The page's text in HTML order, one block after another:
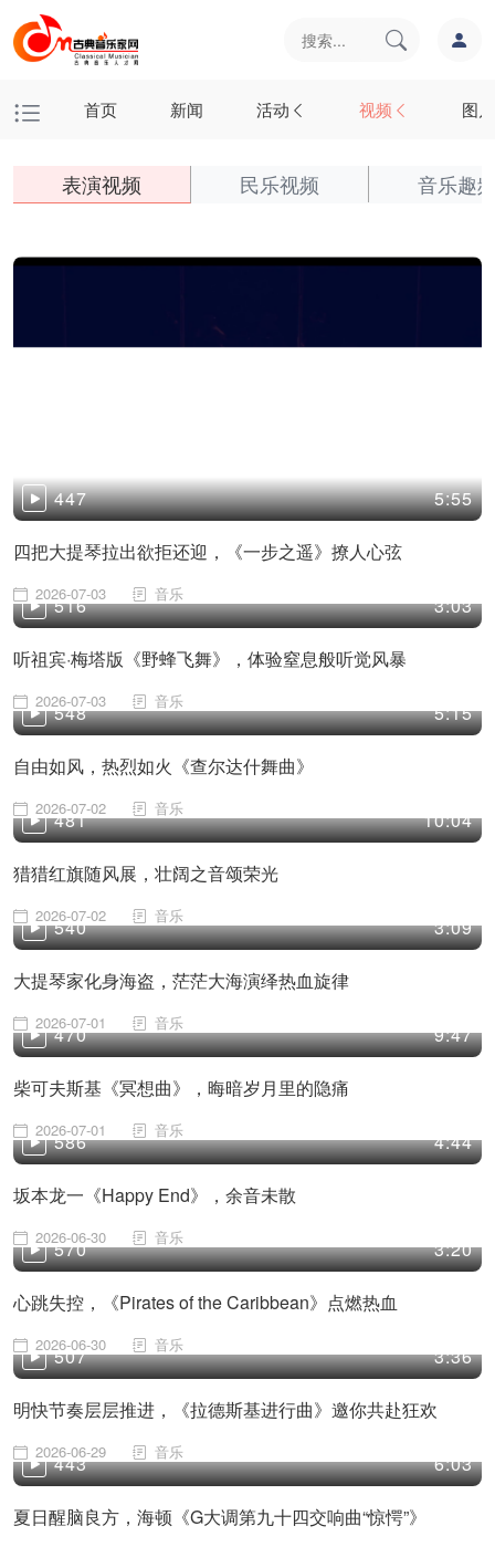
首页 新闻 活动 视频 图片
表演视频 民乐视频 音乐趣
447 5:55
四把大提琴拉出欲拒还迎，《一步之遥》撩人心弦
2026-07-03 音乐
516 3:03
听祖宾·梅塔版《野蜂飞舞》，体验窒息般听觉风暴
2026-07-03 音乐
548 5:15
自由如风，热烈如火《查尔达什舞曲》
2026-07-02 音乐
481 10:04
猎猎红旗随风展，壮阔之音颂荣光
2026-07-02 音乐
540 3:09
大提琴家化身海盗，茫茫大海演绎热血旋律
2026-07-01 音乐
470 9:47
柴可夫斯基《冥想曲》，晦暗岁月里的隐痛
2026-07-01 音乐
586 4:44
坂本龙一《Happy End》，余音未散
2026-06-30 音乐
570 3:20
心跳失控，《Pirates of the Caribbean》点燃热血
2026-06-30 音乐
507 3:36
明快节奏层层推进，《拉德斯基进行曲》邀你共赴狂欢
2026-06-29 音乐
443 6:03
夏日醒脑良方，海顿《G大调第九十四交响曲“惊愕”》